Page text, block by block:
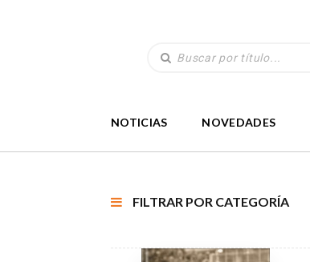
NOTICIAS NOVEDADES
FILTRAR POR CATEGORÍA